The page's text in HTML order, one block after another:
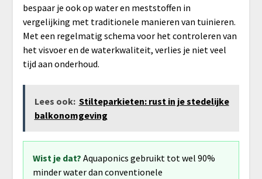
bespaar je ook op water en meststoffen in
vergelijking met traditionele manieren van tuinieren.
Met een regelmatig schema voor het controleren van
het visvoer en de waterkwaliteit, verlies je niet veel
tijd aan onderhoud.
Lees ook: Stilteparkieten: rust in je stedelijke
balkonomgeving
Wist je dat? Aquaponics gebruikt tot wel 90%
minder water dan conventionele